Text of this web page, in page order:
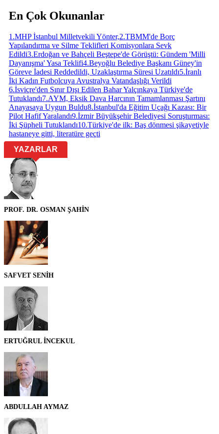
En Çok Okunanlar
1 .MHP İstanbul Milletvekili Yönter,2.TBMM'de Borç
Yapılandırma ve Silme Teklifleri Komisyonlara Sevk
Edildi3.Erdoğan ve Bahçeli Beştepe'de Görüştü: Gündem 'Milli
Dayanışma' Yasa Teklifi4.Beyoğlu Belediye Başkanı Güney'in
Göreve İadesi Reddedildi, Uzaklaştırma Süresi Uzatıldı5.İranlı
İki Kadın Futbolcuya Avustralya Vatandaşlığı Verildi
6.İsviçre'den Sınır Dışı Edilen Bahar Yalçınkaya Türkiye'de
Tutuklandı7.AYM, Eksik Dava Harcının Tamamlanması Şartını
Anayasaya Uygun Buldu8.İstanbul'da Eğitim Uçağı Kazası: Bir
Pilot Hafif Yaralandı9.İzmir Büyükşehir Belediyesi Soruşturması:
İki Şüpheli Tutuklandı10.Türkiye'de ilk: Baş dönmesi şikayetiyle
hastaneye gitti, literatüre geçti
YAZARLAR
PROF. DR. OSMAN ŞAHİN
SAFVET SENİH
ERTUĞRUL İNCEKUL
ABDULLAH AYMAZ